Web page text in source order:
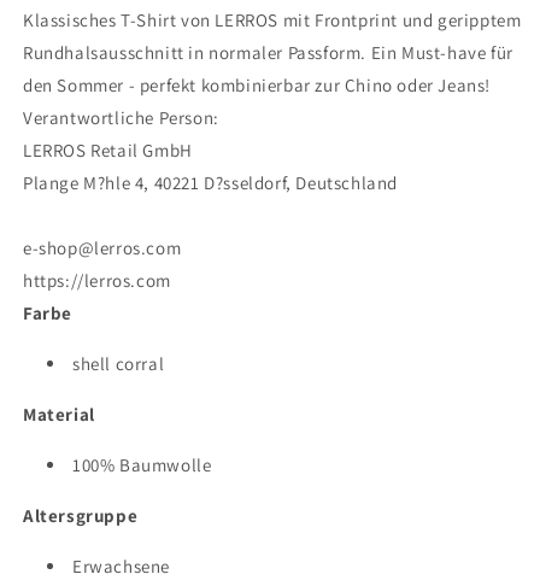
Klassisches T-Shirt von LERROS mit Frontprint und geripptem
Rundhalsausschnitt in normaler Passform. Ein Must-have für
den Sommer - perfekt kombinierbar zur Chino oder Jeans!
Verantwortliche Person:
LERROS Retail GmbH
Plange M?hle 4, 40221 D?sseldorf, Deutschland
e-shop@lerros.com
https://lerros.com
Farbe
shell corral
Material
100% Baumwolle
Altersgruppe
Erwachsene